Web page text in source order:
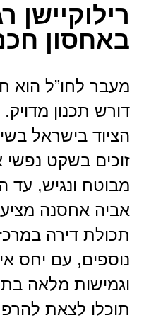
רילוקיישן
באחסון
מעבר לחו”ל הוא
דורש תכנון
הציוד בישראל
זוכים בשקט נפשי
מבוטח ונגיש, עד
אביה אחסנה
תכולת דירה
נוספים, עם יחס
וגמישות מלאה
תוכלו לצאת